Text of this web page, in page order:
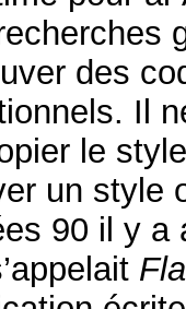
des
Il
le
un style
90 il y a